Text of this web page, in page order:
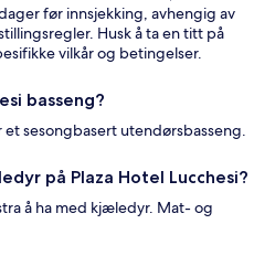
før innsjekking, avhengig av
Husk å ta en titt på
vilkår og betingelser.
basseng?
sesongbasert utendørsbasseng.
på Plaza Hotel Lucchesi?
å ha med kjæledyr. Mat- og